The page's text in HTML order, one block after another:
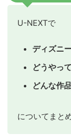
U-NEXTで
ディズニ
どうやっ
どんな作
についてまと